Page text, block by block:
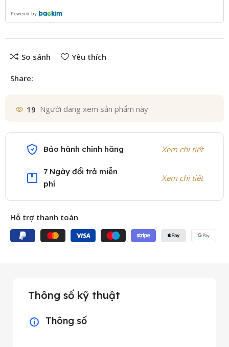
Powered by
So sánh Yêu thích
Share:
19 Người đang xem sản phẩm này
Bảo hành chính hãng Xem chi tiết
7 Ngày đổi trả miễn
phí
Xem chi tiết
Hỗ trợ thanh toán
Thông số kỹ thuật
Thông số